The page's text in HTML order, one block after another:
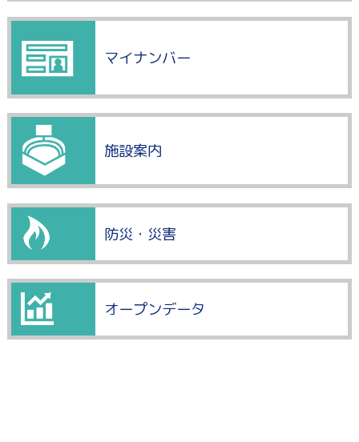
マイナンバー
施設案内
防災・災害
オープンデータ